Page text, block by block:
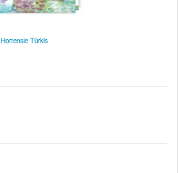
Hortensie Türkis